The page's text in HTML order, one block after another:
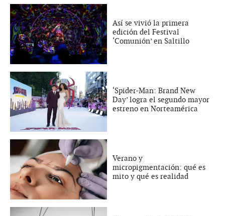
Así se vivió la primera
edición del Festival
‘Comunión’ en Saltillo
‘Spider-Man: Brand New
Day’ logra el segundo mayor
estreno en Norteamérica
Verano y
micropigmentación: qué es
mito y qué es realidad